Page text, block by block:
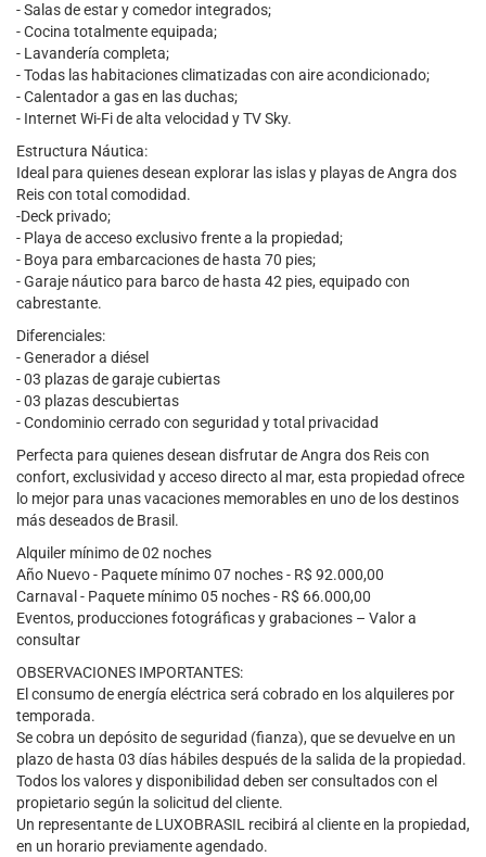
- Salas de estar y comedor integrados;
- Cocina totalmente equipada;
- Lavandería completa;
- Todas las habitaciones climatizadas con aire acondicionado;
- Calentador a gas en las duchas;
- Internet Wi-Fi de alta velocidad y TV Sky.
Estructura Náutica:
Ideal para quienes desean explorar las islas y playas de Angra dos
Reis con total comodidad.
-Deck privado;
- Playa de acceso exclusivo frente a la propiedad;
- Boya para embarcaciones de hasta 70 pies;
- Garaje náutico para barco de hasta 42 pies, equipado con
cabrestante.
Diferenciales:
- Generador a diésel
- 03 plazas de garaje cubiertas
- 03 plazas descubiertas
- Condominio cerrado con seguridad y total privacidad
Perfecta para quienes desean disfrutar de Angra dos Reis con
confort, exclusividad y acceso directo al mar, esta propiedad ofrece
lo mejor para unas vacaciones memorables en uno de los destinos
más deseados de Brasil.
Alquiler mínimo de 02 noches
Año Nuevo - Paquete mínimo 07 noches - R$ 92.000,00
Carnaval - Paquete mínimo 05 noches - R$ 66.000,00
Eventos, producciones fotográficas y grabaciones – Valor a
consultar
OBSERVACIONES IMPORTANTES:
El consumo de energía eléctrica será cobrado en los alquileres por
temporada.
Se cobra un depósito de seguridad (fianza), que se devuelve en un
plazo de hasta 03 días hábiles después de la salida de la propiedad.
Todos los valores y disponibilidad deben ser consultados con el
propietario según la solicitud del cliente.
Un representante de LUXOBRASIL recibirá al cliente en la propiedad,
en un horario previamente agendado.